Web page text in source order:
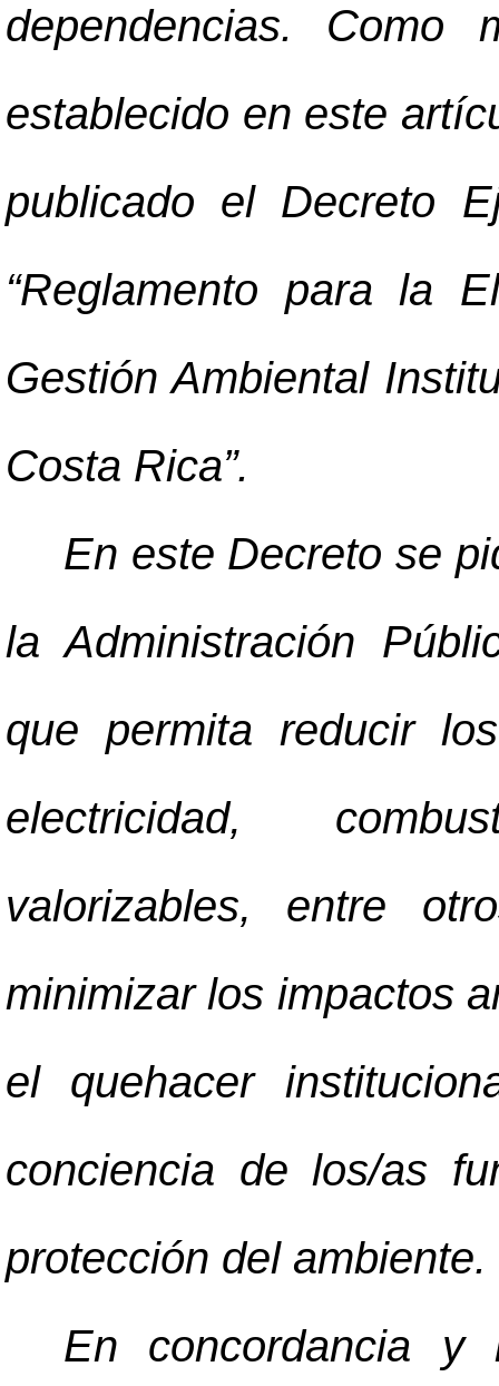
dependencias. Como
establecido en este
publicado el Decreto
“Reglamento para la
Gestión Ambiental
Costa Rica”.
En este Decreto se
la Administración
que permita reducir
electricidad,
valorizables, entre
minimizar los impactos
el quehacer
conciencia de los/as
protección del ambiente.
En concordancia y